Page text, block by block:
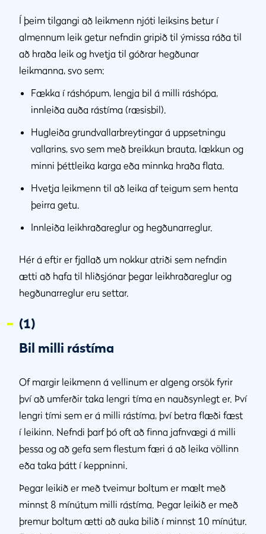
Í þeim tilgangi að leikmenn njóti leiksins betur í
almennum leik getur nefndin gripið til ýmissa ráða til
að hraða leik og hvetja til góðrar hegðunar
leikmanna, svo sem:
Fækka í ráshópum, lengja bil á milli ráshópa,
innleiða auða rástíma (ræsisbil).
Hugleiða grundvallarbreytingar á uppsetningu
vallarins, svo sem með breikkun brauta, lækkun og
minni þéttleika karga eða minnka hraða flata.
Hvetja leikmenn til að leika af teigum sem henta
þeirra getu.
Innleiða leikhraðareglur og hegðunarreglur.
Hér á eftir er fjallað um nokkur atriði sem nefndin
ætti að hafa til hliðsjónar þegar leikhraðareglur og
hegðunarreglur eru settar.
(1)
Bil milli rástíma
Of margir leikmenn á vellinum er algeng orsök fyrir
því að umferðir taka lengri tíma en nauðsynlegt er. Því
lengri tími sem er á milli rástíma, því betra flæði fæst
í leikinn. Nefndi þarf þó oft að finna jafnvægi á milli
þessa og að gefa sem flestum færi á að leika völlinn
eða taka þátt í keppninni.
Þegar leikið er með tveimur boltum er mælt með
minnst 8 mínútum milli rástíma. Þegar leikið er með
þremur boltum ætti að auka bilið í minnst 10 mínútur.